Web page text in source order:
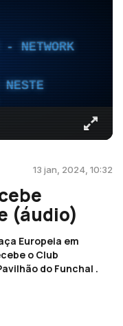
NETWORK
NESTE
13 jan, 2024, 10:32
(áudio)
Europeia em
o Club
do Funchal .